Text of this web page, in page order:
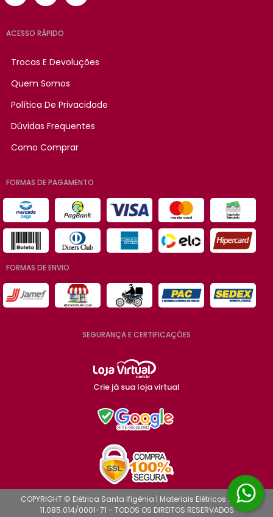
ACESSO RÁPIDO
Trocas E Devoluções
Quem Somos
Política De Privacidade
Dúvidas Frequentes
Como Comprar
FORMAS DE PAGAMENTO
FORMAS DE ENVIO
SEGURANÇA E CERTIFICAÇÕES
Crie já sua loja virtual
COPYRIGHT © Elétrica Santa Ifigênia | Materiais Elétricos 2026 -
11.085.014/0001-71 - TODOS OS DIREITOS RESERVADOS